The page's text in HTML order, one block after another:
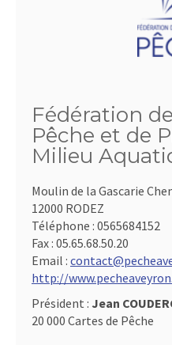
Fédération
Pêche et de
Milieu
Moulin de la Gascarie
12000 RODEZ
Téléphone : 0565684152
Fax : 05.65.68.50.20
Email :
http://
Président : Jean
20 000 Cartes de Pêche